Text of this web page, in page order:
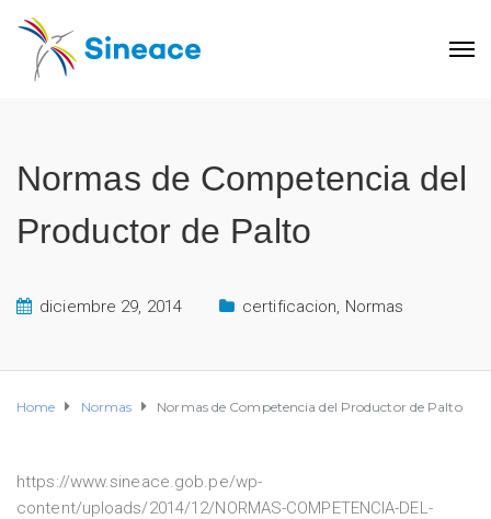
Normas de Competencia del
Productor de Palto
diciembre 29, 2014 certificacion, Normas
Home Normas Normas de Competencia del Productor de Palto
https://www.sineace.gob.pe/wp-
content/uploads/2014/12/NORMAS-COMPETENCIA-DEL-